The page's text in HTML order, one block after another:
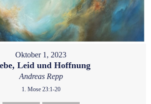
Oktober 1, 2023
Leid und Hoffnung
Andreas Repp
1. Mose 23:1-20